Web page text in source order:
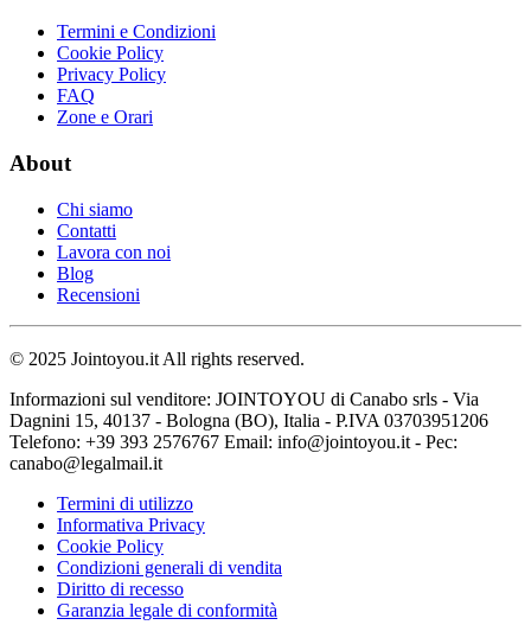
Termini e Condizioni
Cookie Policy
Privacy Policy
FAQ
Zone e Orari
About
Chi siamo
Contatti
Lavora con noi
Blog
Recensioni
© 2025 Jointoyou.it All rights reserved.
Informazioni sul venditore: JOINTOYOU di Canabo srls - Via
Dagnini 15, 40137 - Bologna (BO), Italia - P.IVA 03703951206
Telefono: ‪+39 393 2576767‬ Email: info@jointoyou.it - Pec:
canabo@legalmail.it
Termini di utilizzo
Informativa Privacy
Cookie Policy
Condizioni generali di vendita
Diritto di recesso
Garanzia legale di conformità